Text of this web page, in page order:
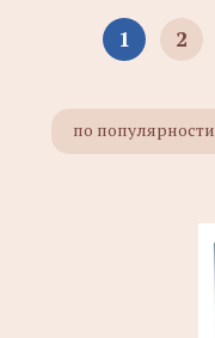
1 2
по популярности